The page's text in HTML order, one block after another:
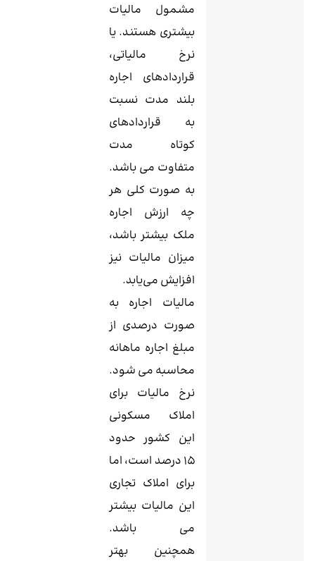
مشمول مالیات
بیشتری هستند. یا
نرخ مالیاتی،
قراردادهای اجاره
بلند مدت نسبت
به قراردادهای
کوتاه مدت
متفاوت می باشد.
به صورت کلی هر
چه ارزش اجاره
ملک بیشتر باشد،
میزان مالیات نیز
افزایش می‌یابد.
مالیات اجاره به
صورت درصدی از
مبلغ اجاره ماهانه
محاسبه می ‌شود.
نرخ مالیات برای
املاک مسکونی
این کشور حدود
15 درصد است، اما
برای املاک تجاری
این مالیات بیشتر
می باشد.
همچنین بهتر